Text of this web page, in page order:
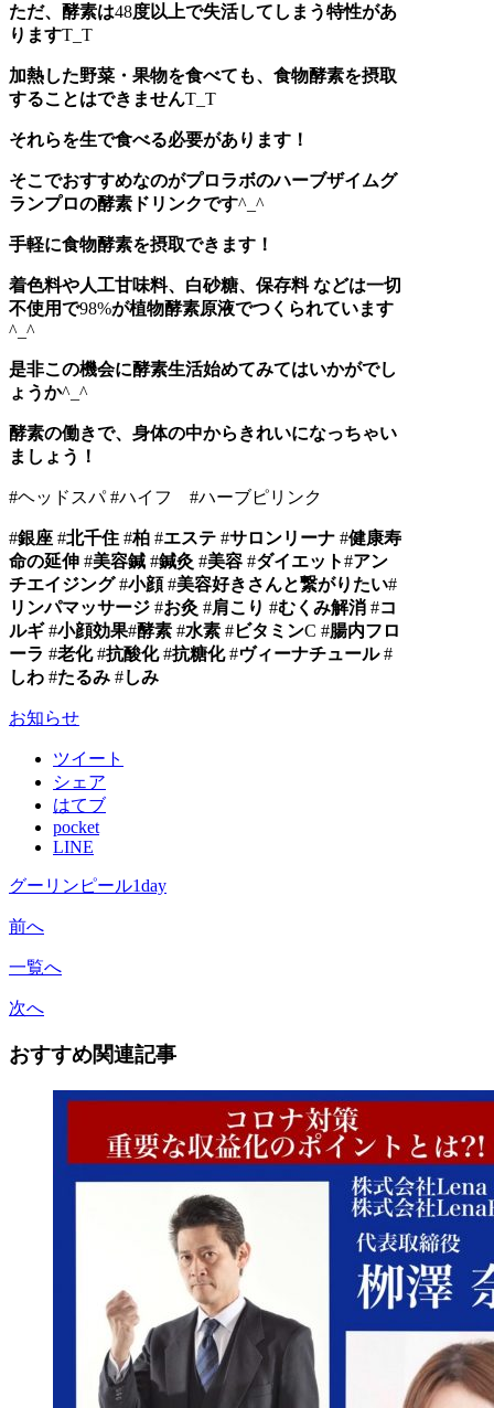
ただ、酵素は48度以上で失活してしまう特性があ
りますT_T
加熱した野菜・果物を食べても、食物酵素を摂取
することはできませんT_T
それらを生で食べる必要があります！
そこでおすすめなのがプロラボのハーブザイムグ
ランプロの酵素ドリンクです^_^
手軽に食物酵素を摂取できます！
着色料や人工甘味料、白砂糖、保存料 などは一切
不使用で98%が植物酵素原液でつくられています
^_^
是非この機会に酵素生活始めてみてはいかがでし
ょうか^_^
酵素の働きで、身体の中からきれいになっちゃい
ましょう！
#ヘッドスパ #ハイフ #ハーブピリンク
#銀座 #北千住 #柏 #エステ #サロンリーナ #健康寿
命の延伸 #美容鍼 #鍼灸 #美容 #ダイエット#アン
チエイジング#小顔#美容好きさんと繋がりたい#
リンパマッサージ #お灸 #肩こり #むくみ解消 #コ
ルギ#小顔効果#酵素 #水素 #ビタミンC #腸内フロ
ーラ #老化#抗酸化#抗糖化#ヴィーナチュール#
しわ #たるみ #しみ
お知らせ
ツイート
シェア
はてブ
pocket
LINE
グーリンピール1day
前へ
一覧へ
次へ
おすすめ関連記事